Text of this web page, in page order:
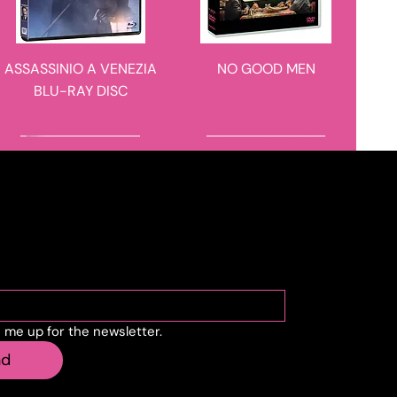
ASSASSINIO A VENEZIA
BLU-RAY DISC
NO GOOD MEN
novità in arrivo
IL CASO 137
novità in arrivo
me up for the newsletter.